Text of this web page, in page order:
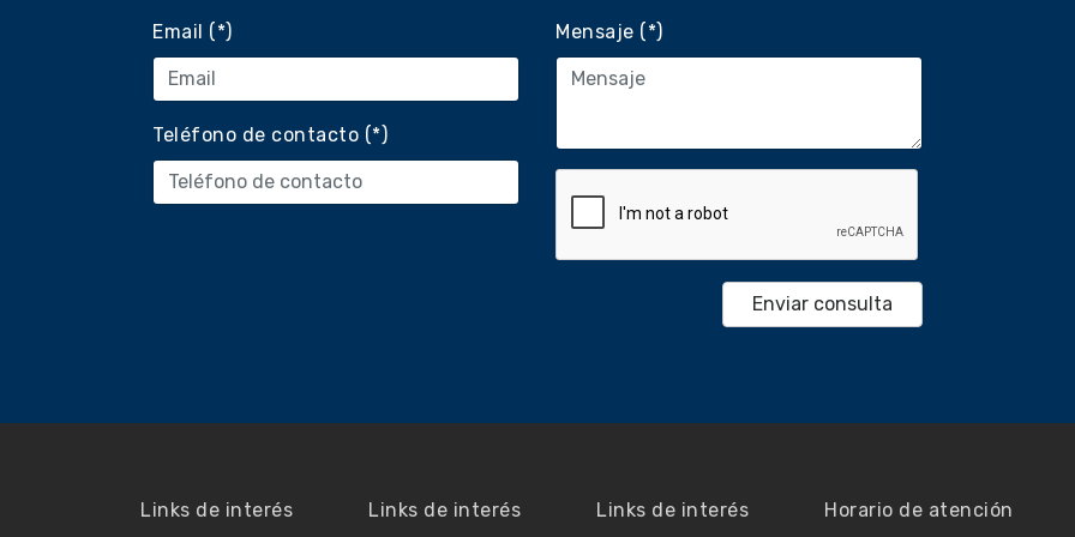
Email (*)
Teléfono de contacto (*)
Mensaje (*)
Links de interés Links de interés Links de interés Horario de atención